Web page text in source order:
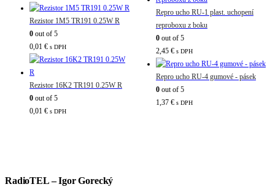
Rezistor 1M5 TR191 0.25W R
0 out of 5
0,01 € s DPH
Rezistor 16K2 TR191 0.25W R
0 out of 5
0,01 € s DPH
Repro ucho RU-1 plast. uchopení
reproboxu z boku
0out of 5
2,45 € s DPH
Repro ucho RU-4 gumové - pásek
0out of 5
1,37 € s DPH
RadioTEL – Igor Gorecký